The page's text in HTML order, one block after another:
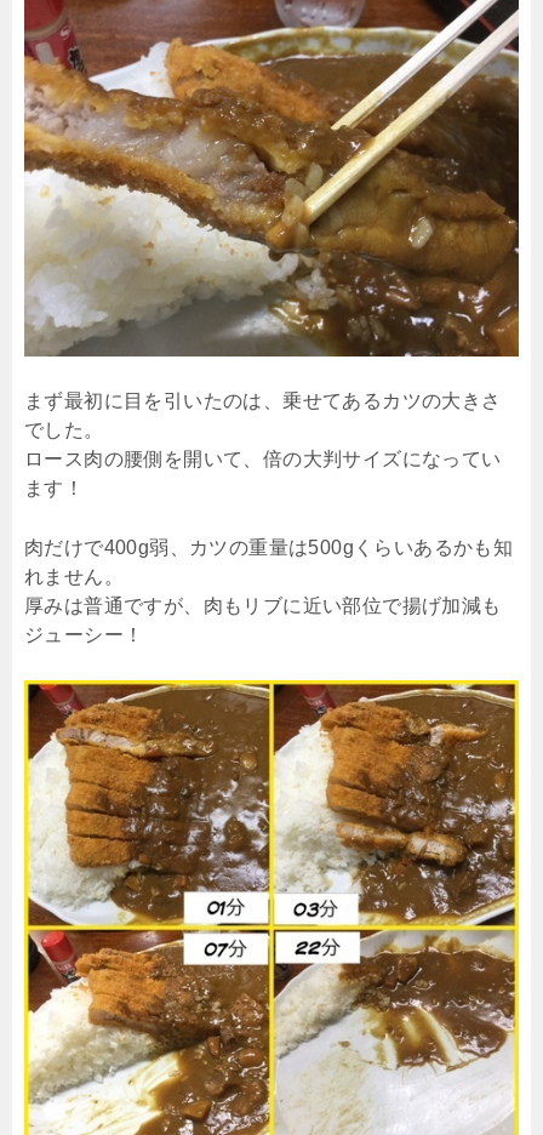
まず最初に目を引いたのは、乗せてあるカツの大きさ
でした。
ロース肉の腰側を開いて、倍の大判サイズになってい
ます！
肉だけで400g弱、カツの重量は500gくらいあるかも知
れません。
厚みは普通ですが、肉もリブに近い部位で揚げ加減も
ジューシー！